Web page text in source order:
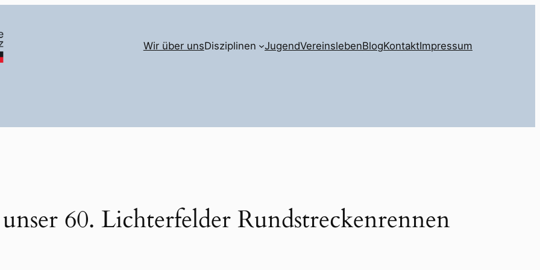
Wir über unsDisziplinen JugendVereinslebenBlogKontaktImpressum
60. Lichterfelder Rundstreckenrennen